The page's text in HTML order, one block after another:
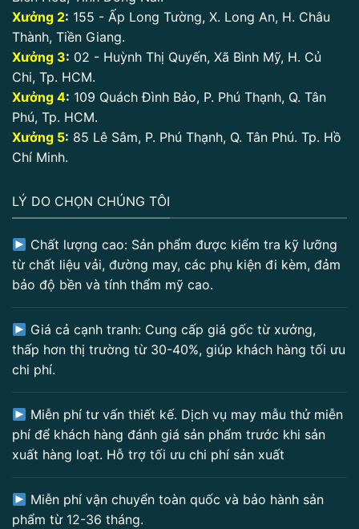
Xưởng 2: 155 - Ấp Long Tường, X. Long An, H. Châu
Thành, Tiền Giang.
Xưởng 3: 02 - Huỳnh Thị Quyến, Xã Bình Mỹ, H. Củ
Chi, Tp. HCM.
Xưởng 4: 109 Quách Đình Bảo, P. Phú Thạnh, Q. Tân
Phú, Tp. HCM.
Xưởng 5: 85 Lê Sâm, P. Phú Thạnh, Q. Tân Phú. Tp. Hồ
Chí Minh.
LÝ DO CHỌN CHÚNG TÔI
Chất lượng cao: Sản phẩm được kiểm tra kỹ lưỡng
từ chất liệu vải, đường may, các phụ kiện đi kèm, đảm
bảo độ bền và tính thẩm mỹ cao.
Giá cả cạnh tranh: Cung cấp giá gốc từ xưởng,
thấp hơn thị trường từ 30-40%, giúp khách hàng tối ưu
chi phí.
Miễn phí tư vấn thiết kế. Dịch vụ may mẫu thử miễn
phí để khách hàng đánh giá sản phẩm trước khi sản
xuất hàng loạt. Hỗ trợ tối ưu chi phí sản xuất
Miễn phí vận chuyển toàn quốc và bảo hành sản
phẩm từ 12-36 tháng.